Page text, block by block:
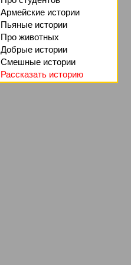
Армейские истории
Пьяные истории
Про животных
Добрые истории
Смешные истории
Рассказать историю